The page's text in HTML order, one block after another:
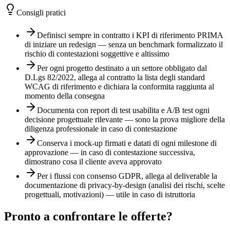
Consigli pratici
Definisci sempre in contratto i KPI di riferimento PRIMA
di iniziare un redesign — senza un benchmark formalizzato il
rischio di contestazioni soggettive e altissimo
Per ogni progetto destinato a un settore obbligato dal
D.Lgs 82/2022, allega al contratto la lista degli standard
WCAG di riferimento e dichiara la conformita raggiunta al
momento della consegna
Documenta con report di test usabilita e A/B test ogni
decisione progettuale rilevante — sono la prova migliore della
diligenza professionale in caso di contestazione
Conserva i mock-up firmati e datati di ogni milestone di
approvazione — in caso di contestazione successiva,
dimostrano cosa il cliente aveva approvato
Per i flussi con consenso GDPR, allega al deliverable la
documentazione di privacy-by-design (analisi dei rischi, scelte
progettuali, motivazioni) — utile in caso di istruttoria
Pronto a confrontare le offerte?